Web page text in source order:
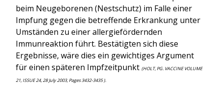
beim Neugeborenen (Nestschutz) im Falle einer
Impfung gegen die betreffende Erkrankung unter
Umständen zu einer allergiefördernden
Immunreaktion führt. Bestätigten sich diese
Ergebnisse, wäre dies ein gewichtiges Argument
für einen späteren Impfzeitpunkt (HOLT, PG. VACCINE VOLUME
21, ISSUE 24, 28 July 2003, Pages 3432-3435 ).